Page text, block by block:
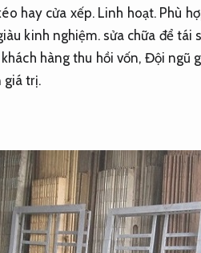
hay cửa xếp. Linh hoạt. Phù
kinh nghiệm.sửa chữa để tái
hàng thu hồi vốn, Đội ngũ
giá trị.